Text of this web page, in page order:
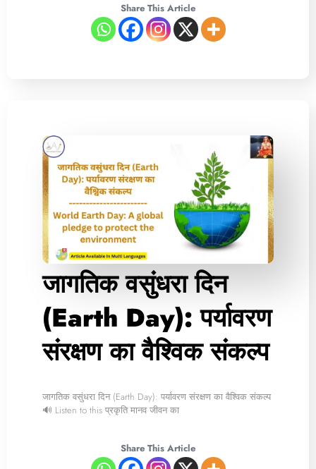
Share This Article
जागतिक वसुंधरा दिन
(Earth Day): पर्यावरण
संरक्षण का वैश्विक संकल्प
जागतिक वसुंधरा दिन (Earth Day): पर्यावरण संरक्षण का वैश्विक संकल्प
🔊 Listen to this प्रकृति मानव जीवन का
Share This Article